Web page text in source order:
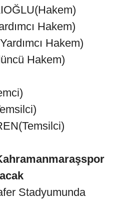
Hakem)
Hakem)
Hakem)
Stadyumunda